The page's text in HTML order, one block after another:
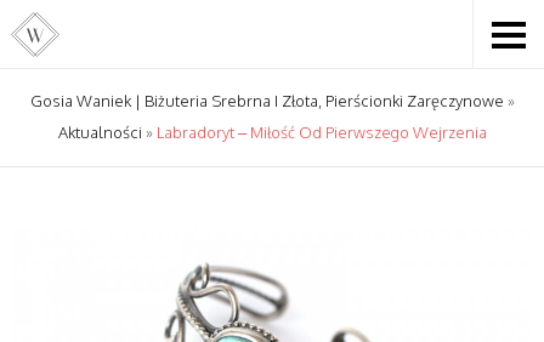
Gosia Waniek | Biżuteria Srebrna I Złota, Pierścionki Zaręczynowe »
Aktualności » Labradoryt – Miłość Od Pierwszego Wejrzenia